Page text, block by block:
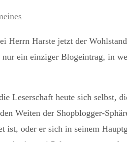
Herrn Harste jetzt der
ein einziger Blogeintrag, in
Leserschaft heute sich selbst,
Weiten der Shopblogger-
ist, oder er sich in seinem